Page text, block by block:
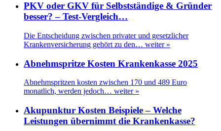
PKV oder GKV für Selbstständige & Gründer
besser? – Test-Vergleich…
Die Entscheidung zwischen privater und gesetzlicher
Krankenversicherung gehört zu den… weiter »
Abnehmspritze Kosten Krankenkasse 2025
Abnehmspritzen kosten zwischen 170 und 489 Euro
monatlich, werden jedoch… weiter »
Akupunktur Kosten Beispiele – Welche
Leistungen übernimmt die Krankenkasse?